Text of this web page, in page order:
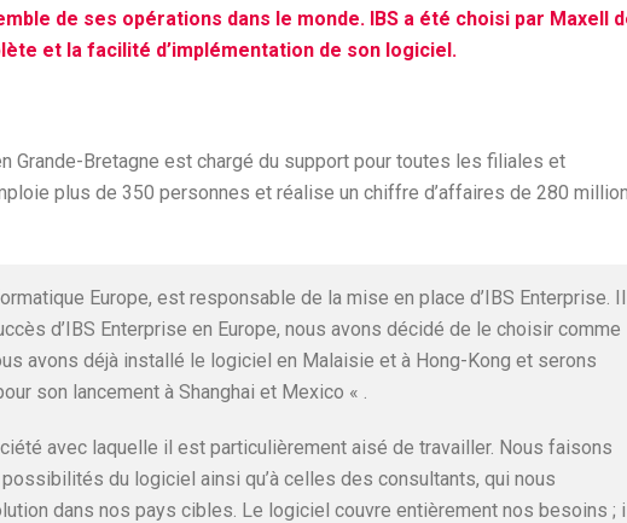
de ses opérations dans le monde. IBS a été choisi par Maxell
et la facilité d’implémentation de son logiciel.
Grande-Bretagne est chargé du support pour toutes les filiales et
plus de 350 personnes et réalise un chiffre d’affaires de 280
Europe, est responsable de la mise en place d’IBS Enterprise. Il
d’IBS Enterprise en Europe, nous avons décidé de le choisir comme
avons déjà installé le logiciel en Malaisie et à Hong-Kong et serons
son lancement à Shanghai et Mexico « .
avec laquelle il est particulièrement aisé de travailler. Nous faisons
du logiciel ainsi qu’à celles des consultants, qui nous
dans nos pays cibles. Le logiciel couvre entièrement nos besoins ;